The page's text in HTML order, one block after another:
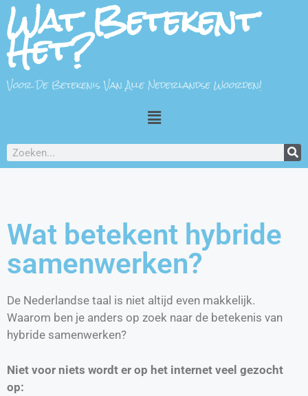
Wat Betekent
Het?
Voor De Betekenis Van Alle Nederlandse Woorden!
Wat betekent hybride
samenwerken?
De Nederlandse taal is niet altijd even makkelijk.
Waarom ben je anders op zoek naar de betekenis van
hybride samenwerken?
Niet voor niets wordt er op het internet veel gezocht
op: